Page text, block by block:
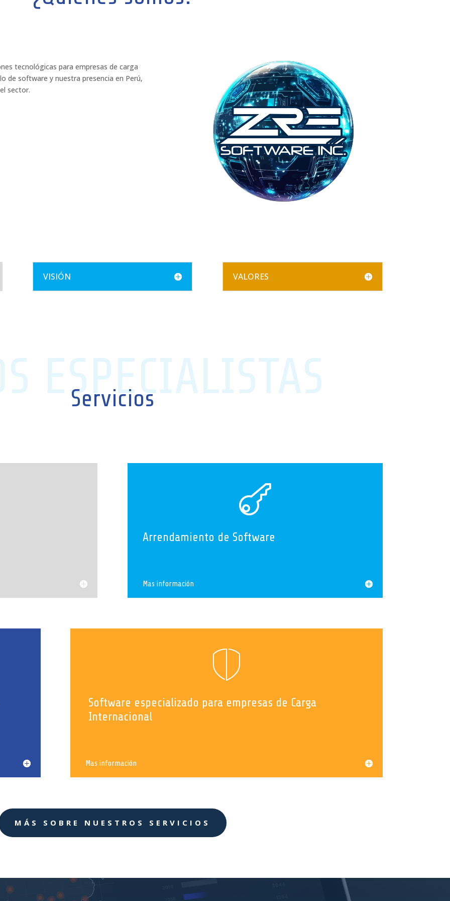
tecnológicas para empresas de carga
de software y nuestra presencia en Perú,
sector.
VISIÓN VALORES
ESPECIALISTAS
Servicios

Arrendamiento de Software
Mas información
Software especializado para empresas de Carga
Internacional
Mas información
MÁS SOBRE NUESTROS SERVICIOS